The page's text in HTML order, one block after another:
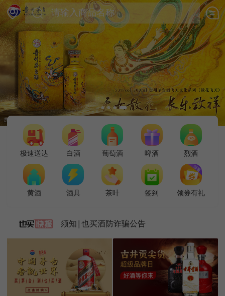
极速送达 白酒 葡萄酒 啤酒 烈酒
黄酒 酒具 茶叶 签到 领券有礼
须知|也买酒防诈骗公告